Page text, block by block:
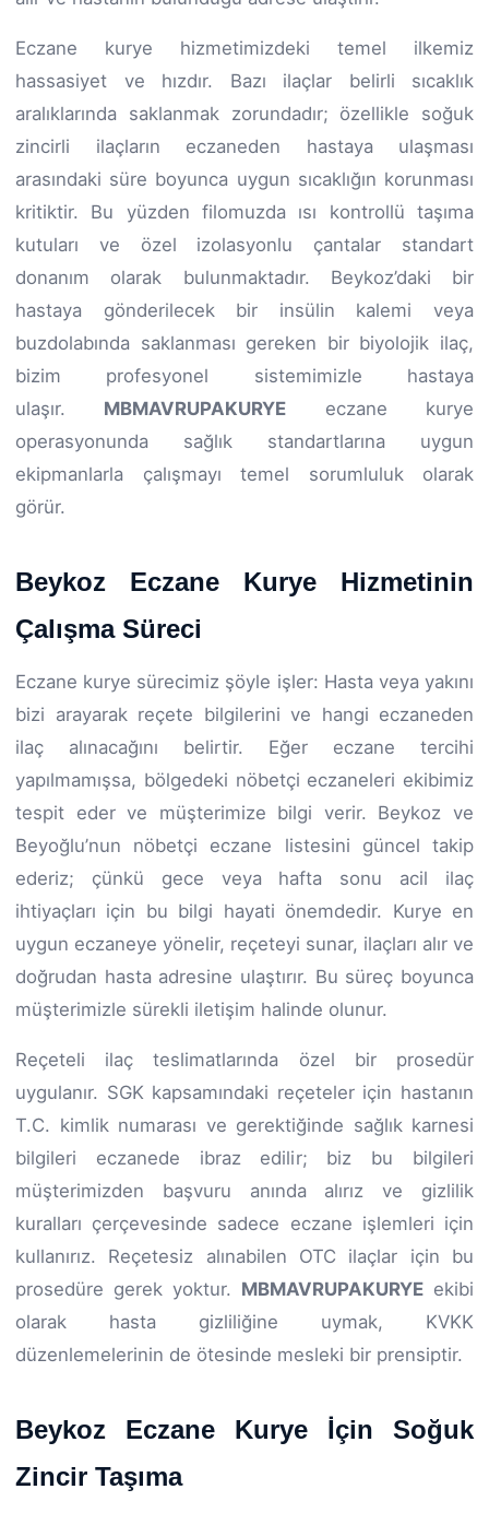
Eczane kurye hizmetimizdeki temel ilkemiz
hassasiyet ve hızdır. Bazı ilaçlar belirli sıcaklık
aralıklarında saklanmak zorundadır; özellikle soğuk
zincirli ilaçların eczaneden hastaya ulaşması
arasındaki süre boyunca uygun sıcaklığın korunması
kritiktir. Bu yüzden filomuzda ısı kontrollü taşıma
kutuları ve özel izolasyonlu çantalar standart
donanım olarak bulunmaktadır. Beykoz’daki bir
hastaya gönderilecek bir insülin kalemi veya
buzdolabında saklanması gereken bir biyolojik ilaç,
bizim profesyonel sistemimizle hastaya
ulaşır. MBMAVRUPAKURYE eczane kurye
operasyonunda sağlık standartlarına uygun
ekipmanlarla çalışmayı temel sorumluluk olarak
görür.
Beykoz Eczane Kurye Hizmetinin
Çalışma Süreci
Eczane kurye sürecimiz şöyle işler: Hasta veya yakını
bizi arayarak reçete bilgilerini ve hangi eczaneden
ilaç alınacağını belirtir. Eğer eczane tercihi
yapılmamışsa, bölgedeki nöbetçi eczaneleri ekibimiz
tespit eder ve müşterimize bilgi verir. Beykoz ve
Beyoğlu’nun nöbetçi eczane listesini güncel takip
ederiz; çünkü gece veya hafta sonu acil ilaç
ihtiyaçları için bu bilgi hayati önemdedir. Kurye en
uygun eczaneye yönelir, reçeteyi sunar, ilaçları alır ve
doğrudan hasta adresine ulaştırır. Bu süreç boyunca
müşterimizle sürekli iletişim halinde olunur.
Reçeteli ilaç teslimatlarında özel bir prosedür
uygulanır. SGK kapsamındaki reçeteler için hastanın
T.C. kimlik numarası ve gerektiğinde sağlık karnesi
bilgileri eczanede ibraz edilir; biz bu bilgileri
müşterimizden başvuru anında alırız ve gizlilik
kuralları çerçevesinde sadece eczane işlemleri için
kullanırız. Reçetesiz alınabilen OTC ilaçlar için bu
prosedüre gerek yoktur. MBMAVRUPAKURYE ekibi
olarak hasta gizliliğine uymak, KVKK
düzenlemelerinin de ötesinde mesleki bir prensiptir.
Beykoz Eczane Kurye İçin Soğuk
Zincir Taşıma